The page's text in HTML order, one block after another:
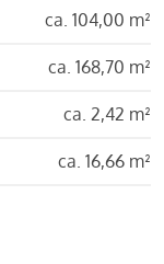
ca. 104,00 m²
ca. 168,70 m²
ca. 2,42 m²
ca. 16,66 m²